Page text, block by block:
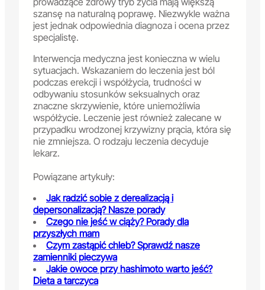
szansę na naturalną poprawę. Niezwykle ważna
jest jednak odpowiednia diagnoza i ocena przez
specjalistę.
Interwencja medyczna jest konieczna w wielu
sytuacjach. Wskazaniem do leczenia jest ból
podczas erekcji i współżycia, trudności w
odbywaniu stosunków seksualnych oraz
znaczne skrzywienie, które uniemożliwia
współżycie. Leczenie jest również zalecane w
przypadku wrodzonej krzywizny prącia, która się
nie zmniejsza. O rodzaju leczenia decyduje
lekarz.
Powiązane artykuły:
Jak radzić sobie z derealizacją i
depersonalizacją? Nasze porady
Czego nie jeść w ciąży? Porady dla
przyszłych mam
Czym zastąpić chleb? Sprawdź nasze
zamienniki pieczywa
Jakie owoce przy hashimoto warto jeść?
Dieta a tarczyca